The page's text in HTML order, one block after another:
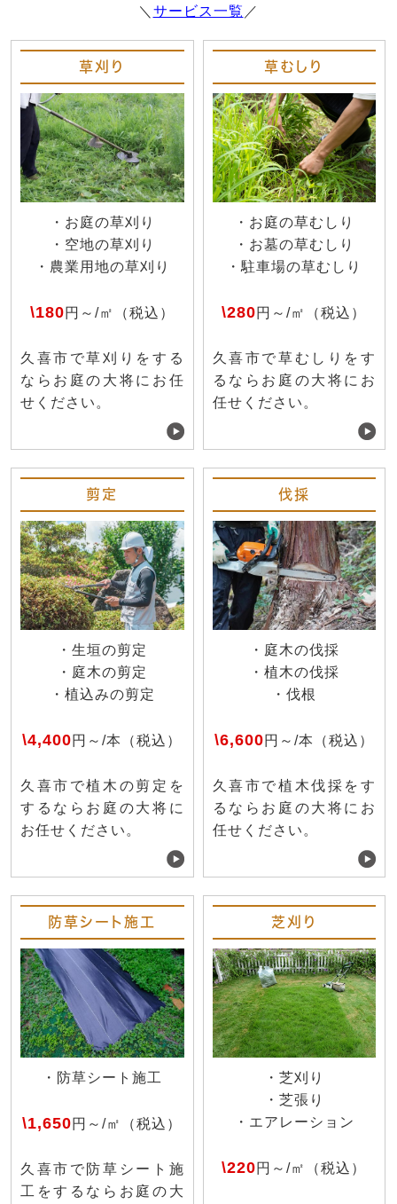
＼ サービス一覧 ／
草刈り
・お庭の草刈り
・空地の草刈り
・農業用地の草刈り
\180円～/㎡（税込）
久喜市で草刈りをする
ならお庭の大将にお任
せください。
草むしり
・お庭の草むしり
・お墓の草むしり
・駐車場の草むしり
\280円～/㎡（税込）
久喜市で草むしりをす
るならお庭の大将にお
任せください。
剪定
・生垣の剪定
・庭木の剪定
・植込みの剪定
\4,400円～/本（税込）
久喜市で植木の剪定を
するならお庭の大将に
お任せください。
伐採
・庭木の伐採
・植木の伐採
・伐根
\6,600円～/本（税込）
久喜市で植木伐採をす
るならお庭の大将にお
任せください。
防草シート施工
・防草シート施工
\1,650円～/㎡（税込）
久喜市で防草シート施
工をするならお庭の大
芝刈り
・芝刈り
・芝張り
・エアレーション
\220円～/㎡（税込）